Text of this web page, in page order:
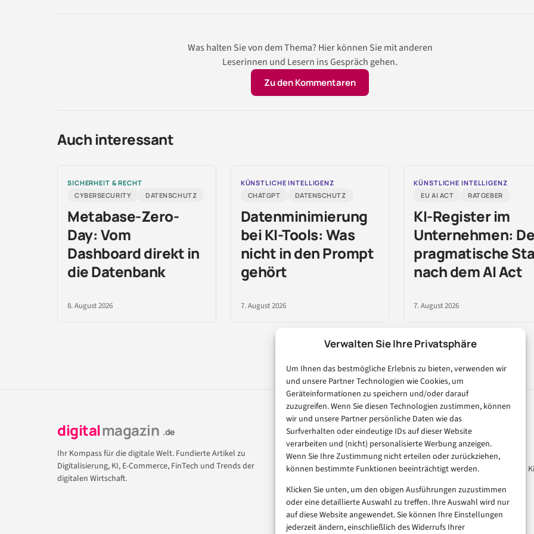
Verwalten Sie Ihre Privatsphäre
Um Ihnen das bestmögliche Erlebnis zu bieten, verwenden wir
und unsere Partner Technologien wie Cookies, um
Geräteinformationen zu speichern und/oder darauf
zuzugreifen. Wenn Sie diesen Technologien zustimmen, können
wir und unsere Partner persönliche Daten wie das
Surfverhalten oder eindeutige IDs auf dieser Website
verarbeiten und (nicht) personalisierte Werbung anzeigen.
Wenn Sie Ihre Zustimmung nicht erteilen oder zurückziehen,
können bestimmte Funktionen beeinträchtigt werden.
Klicken Sie unten, um den obigen Ausführungen zuzustimmen
oder eine detaillierte Auswahl zu treffen. Ihre Auswahl wird nur
auf diese Website angewendet. Sie können Ihre Einstellungen
jederzeit ändern, einschließlich des Widerrufs Ihrer
Was halten Sie von dem Thema? Hier können Sie mit anderen
Leserinnen und Lesern ins Gespräch gehen.
Zu den Kommentaren
Auch interessant
SICHERHEIT & RECHT
CYBERSECURITY
DATENSCHUTZ
Metabase-Zero-
Day: Vom
Dashboard direkt in
die Datenbank
8. August 2026
KÜNSTLICHE INTELLIGENZ
CHATGPT
DATENSCHUTZ
Datenminimierung
bei KI-Tools: Was
nicht in den Prompt
gehört
7. August 2026
KÜNSTLICHE INTELLIGENZ
EU AI ACT
RATGEBER
KI-Register im
Unternehmen:
pragmatische
nach dem AI Act
7. August 2026
digitalmagazin .de
Ihr Kompass für die digitale Welt. Fundierte Artikel zu
Digitalisierung, KI, E-Commerce, FinTech und Trends der
digitalen Wirtschaft.
Rubriken
Künstliche Intelligenz
Technologie & IT
E-Commerce & Handel
Consumer & Digital Life
Marketing
Finanzen & FinTech
Magazin
Unsere Redaktion
Werbeformate & Media